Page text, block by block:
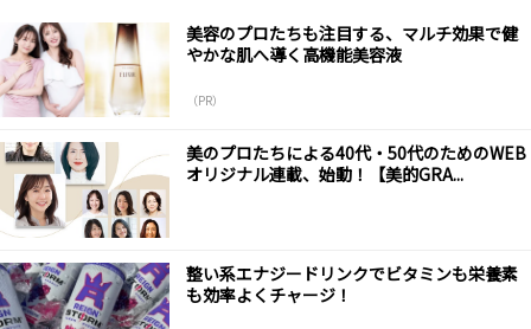
美容のプロたちも注目する、マルチ効果で健
やかな肌へ導く高機能美容液
（PR）
美のプロたちによる40代・50代のためのWEB
オリジナル連載、始動！【美的GRA...
整い系エナジードリンクでビタミンも栄養素
も効率よくチャージ！